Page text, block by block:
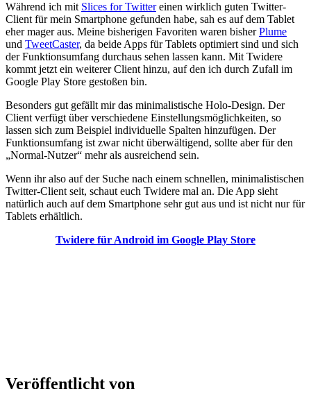
Während ich mit Slices for Twittereinen wirklich guten Twitter-
Client für mein Smartphone gefunden habe, sah es auf dem Tablet
eher mager aus. Meine bisherigen Favoriten waren bisherPlume
und TweetCaster, da beide Apps für Tablets optimiert sind und sich
der Funktionsumfang durchaus sehen lassen kann. Mit Twidere
kommt jetzt ein weiterer Client hinzu, auf den ich durch Zufall im
Google Play Store gestoßen bin.
Besonders gut gefällt mir das minimalistische Holo-Design. Der
Client verfügt über verschiedene Einstellungsmöglichkeiten, so
lassen sich zum Beispiel individuelle Spalten hinzufügen. Der
Funktionsumfang ist zwar nicht überwältigend, sollte aber für den
„Normal-Nutzer“ mehr als ausreichend sein.
Wenn ihr also auf der Suche nach einem schnellen, minimalistischen
Twitter-Client seit, schaut euch Twidere mal an. Die App sieht
natürlich auch auf dem Smartphone sehr gut aus und ist nicht nur für
Tablets erhältlich.
Twidere für Android im Google Play Store
Veröffentlicht von